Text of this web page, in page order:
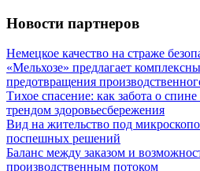
Новости партнеров
Немецкое качество на страже
«Мельхозе» предлагает
предотвращения
Тихое спасение: как забота о
трендом здоровьесбережения
Вид на жительство под
поспешных решений
Баланс между заказом и
производственным потоком